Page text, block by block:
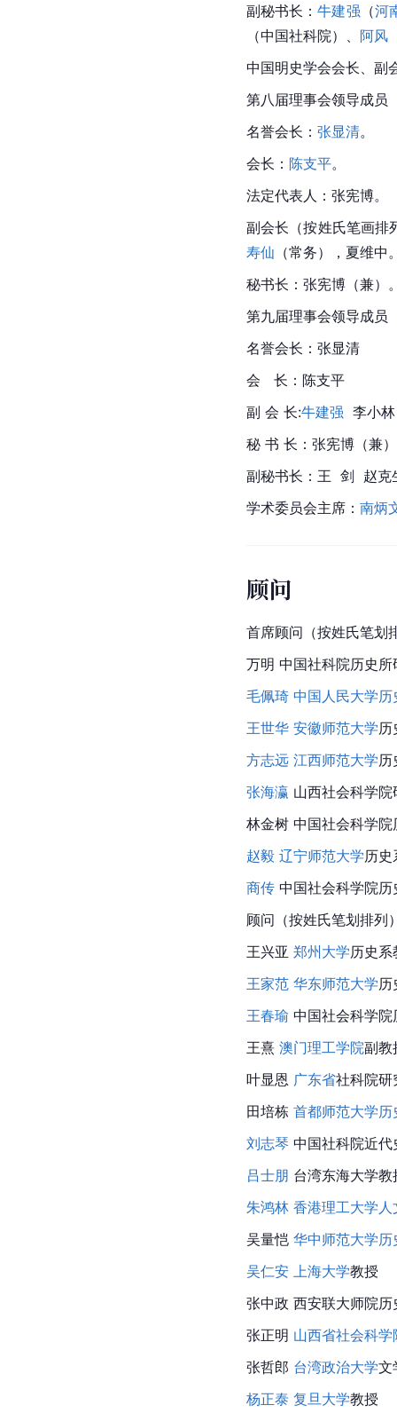
副秘书长：牛建强 （河
（中国社科院）、 阿风
中国明史学会会长、副
第八届理事会领导成员
名誉会长： 张显清。
会长： 陈支平。
法定代表人：张宪博。
副会长（按姓氏笔画排
寿仙 （常务），夏维中
秘书长：张宪博（兼）
第九届理事会领导成员
名誉会长：张显清
会   长：陈支平
副 会 长:牛建强 李小林
秘 书 长：张宪博（兼）
副秘书长：王  剑  赵克
学术委员会主席： 南炳
顾问
首席顾问（按姓氏笔划
万明 中国社科院历史所
毛佩琦 中国人民大学历
王世华 安徽师范大学历
方志远 江西师范大学
张海瀛 山西社会科学院
林金树 中国社会科学
赵毅 辽宁师范大学历史
商传 中国社会科学院
顾问（按姓氏笔划排列
王兴亚 郑州大学历史系
王家范 华东师范大学历
王春瑜 中国社会科学
王熹 澳门理工学院副教
叶显恩 广东省社科院研
田培栋 首都师范大学历
刘志琴 中国社科院近代
吕士朋 台湾东海大学教
朱鸿林 香港理工大学人
吴量恺 华中师范大学历
吴仁安 上海大学教授
张中政 西安联大师院历
张正明 山西省社会科学
张哲郎 台湾政治大学文
杨正泰 复旦大学教授